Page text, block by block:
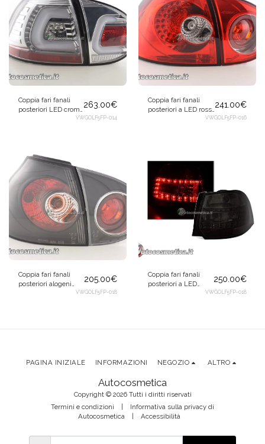
Coppia fari fanali
posteriori LED cromo
per Volkswagen Golf
263.00€
VWGOLF5FP-014
Coppia fari fanali
posteriori a LED rossi
per Volkswagen Golf
241.00€
VWGOLF5FP-016
Coppia fari fanali
posteriori alogeni
neri per Volkswagen
205.00€
VWGOLF5FP-018
Coppia fari fanali
posteriori a LED
fume per VW Golf 5
250.00€
VWGOLF5FP-018
Autocosmetica
Copyright © 2026 Tutti i diritti riservati
Termini e condizioni | Informativa sulla privacy di
Autocosmetica | Accessibilità
PAGINA INIZIALE INFORMAZIONI NEGOZIO ALTRO